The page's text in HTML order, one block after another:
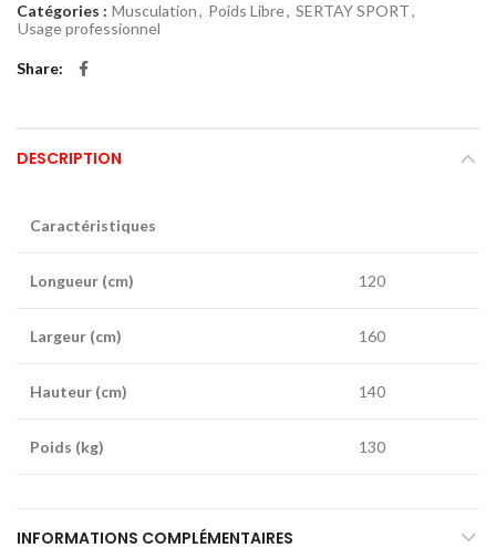
Catégories : Musculation, Poids Libre, SERTAY SPORT,
Usage professionnel
Share
DESCRIPTION
Caractéristiques
Longueur (cm) 120
Largeur (cm) 160
Hauteur (cm) 140
Poids (kg) 130
INFORMATIONS COMPLÉMENTAIRES